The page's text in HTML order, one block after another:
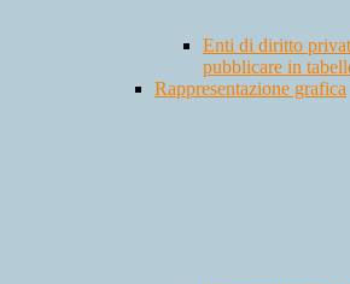
Enti di diritto
pubblicare in
Rappresentazione grafica